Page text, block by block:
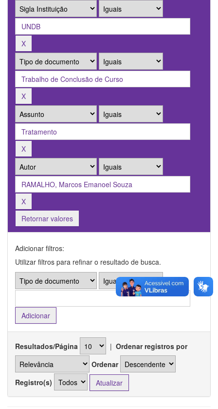
Retornar valores
Adicionar filtros:
Utilizar filtros para refinar o resultado de busca.
Resultados/Página | Ordenar registros por
Ordenar
Registro(s)